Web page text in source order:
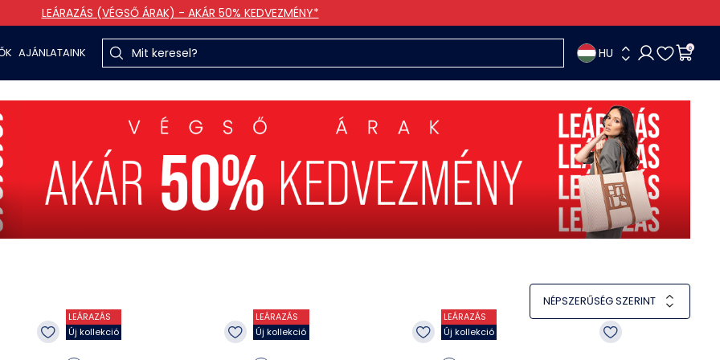
LEÁRAZÁS (VÉGSŐ ÁRAK) - AKÁR 50% KEDVEZMÉNY*
AJÁNLATAINK HU 0
NÉPSZERŰSÉG SZERINT
LEÁRAZÁS
Új kollekció
LEÁRAZÁS
Új kollekció
LEÁRAZÁS
Új kollekció